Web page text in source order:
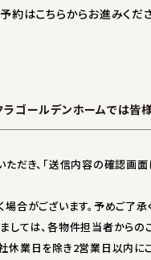
約はこちらからお進みくださ
ラゴールデンホームでは皆様
だき、「送信内容の確認画面
合がございます。予めご了承
ては、各物件担当者からの
休業日を除き2営業日以内にご